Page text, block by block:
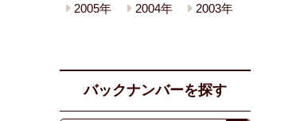
2005年
2004年 2003年
バックナンバーを探す